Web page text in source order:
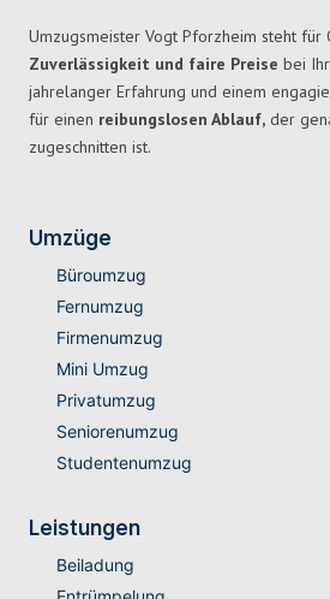
Umzugsmeister Vogt Pforzheim steht für
Zuverlässigkeit und faire Preise bei
jahrelanger Erfahrung und einem
für einen reibungslosen Ablauf, der
zugeschnitten ist.
Umzüge
Büroumzug
Fernumzug
Firmenumzug
Mini Umzug
Privatumzug
Seniorenumzug
Studentenumzug
Leistungen
Beiladung